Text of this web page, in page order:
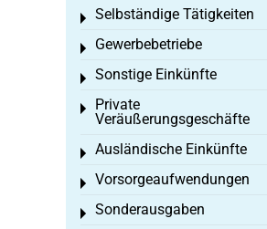
Selbständige Tätigkeiten
Toggle menu
Gewerbebetriebe
Toggle menu
Sonstige Einkünfte
Toggle menu
Private
Veräußerungsgeschäfte
Toggle menu
Ausländische Einkünfte
Toggle menu
Vorsorgeaufwendungen
Toggle menu
Sonderausgaben
Toggle menu